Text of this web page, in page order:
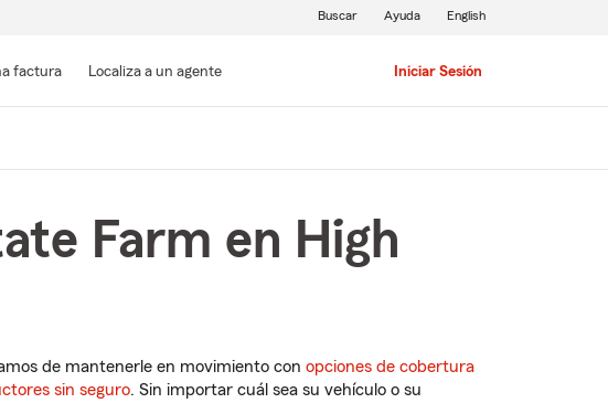
factura Localiza a un agente Iniciar Sesión
Buscar Ayuda English
Farm en High
de mantenerle en movimiento con opciones de cobertura
sin seguro. Sin importar cuál sea su vehículo o su